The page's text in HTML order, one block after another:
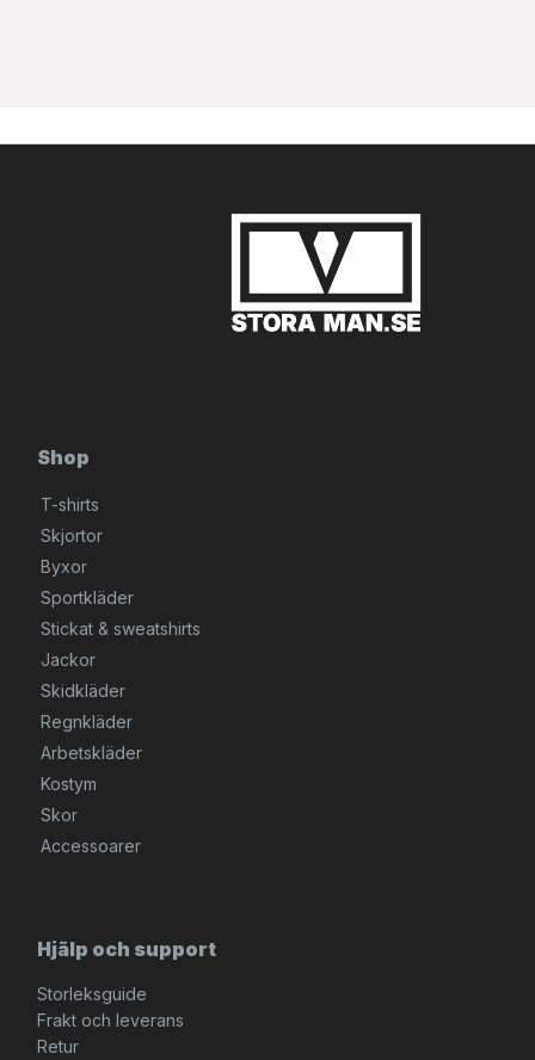
Shop
T-shirts
Skjortor
Byxor
Sportkläder
Stickat & sweatshirts
Jackor
Skidkläder
Regnkläder
Arbetskläder
Kostym
Skor
Accessoarer
Hjälp och support
Storleksguide
Frakt och leverans
Retur